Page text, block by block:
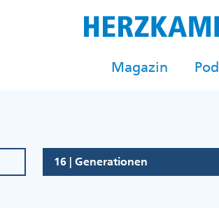
Magazin
16 | Generationen